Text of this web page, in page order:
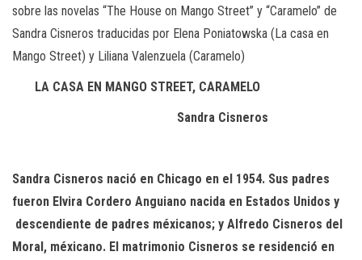
sobre las novelas “The House on Mango Street” y “Caramelo” de
Sandra Cisneros traducidas por Elena Poniatowska (La casa en
Mango Street) y Liliana Valenzuela (Caramelo)
LA CASA EN MANGO STREET, CARAMELO
Sandra Cisneros
Sandra Cisneros nació en Chicago en el 1954. Sus padres
fueron Elvira Cordero Anguiano nacida en Estados Unidos y
descendiente de padres méxicanos; y Alfredo Cisneros del
Moral, méxicano. El matrimonio Cisneros se residenció en